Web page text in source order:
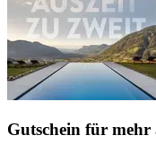
Gutschein für mehr